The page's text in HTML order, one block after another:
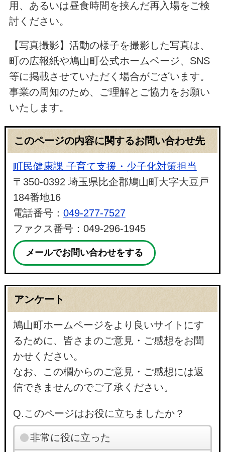
用、あるいは昼食時間を挟んだ再入場をご検
討ください。
【写真撮影】活動の様子を撮影した写真は、
町の広報紙や鳩山町公式ホームページ、SNS
等に掲載させていただく場合がございます。
事業の周知のため、ご理解とご協力をお願い
いたします。
このページの内容に関するお問い合わせ先
町民健康課 子育て支援・少子化対策担当
〒350-0392 埼玉県比企郡鳩山町大字大豆戸
184番地16
電話番号： 049-277-7527
ファクス番号：049-296-1945
メールでお問い合わせをする
アンケート
鳩山町ホームページをより良いサイトにす
るために、皆さまのご意見・ご感想をお聞
かせください。
なお、この欄からのご意見・ご感想には返
信できませんのでご了承ください。
Q.このページはお役に立ちましたか？
非常に役に立った